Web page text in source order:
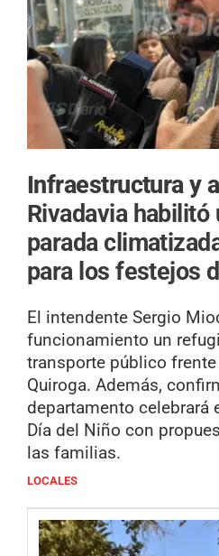
Infraestructura y
Rivadavia habilitó
parada
para los festejos
El intendente Sergio
funcionamiento un
transporte público
Quiroga. Además,
departamento celebrará
Día del Niño con
las familias.
LOCALES